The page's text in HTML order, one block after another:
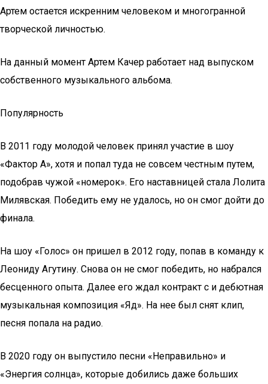
Артем остается искренним человеком и многогранной
творческой личностью.
На данный момент Артем Качер работает над выпуском
собственного музыкального альбома.
Популярность
В 2011 году молодой человек принял участие в шоу
«Фактор А», хотя и попал туда не совсем честным путем,
подобрав чужой «номерок». Его наставницей стала Лолита
Милявская. Победить ему не удалось, но он смог дойти до
финала.
На шоу «Голос» он пришел в 2012 году, попав в команду к
Леониду Агутину. Снова он не смог победить, но набрался
бесценного опыта. Далее его ждал контракт с и дебютная
музыкальная композиция «Яд». На нее был снят клип,
песня попала на радио.
В 2020 году он выпустило песни «Неправильно» и
«Энергия солнца», которые добились даже больших